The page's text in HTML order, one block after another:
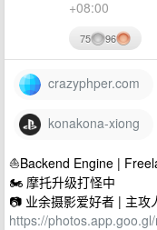
+08:00
75 96
crazyphper.com
konakona-xiong
⛵️Backend Engine |
🏍 摩托升级打怪中
📷 业余摄影爱好者 | 主攻
https://